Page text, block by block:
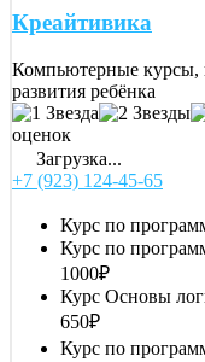
Креайтивика
Компьютерные курсы,
развития ребёнка
оценок
Загрузка...
+7 (923) 124-45-65
Курс по
Курс по
1000₽
Курс Основы
650₽
Курс по